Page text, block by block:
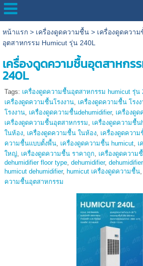
หน้าแรก> เครื่องดูดความชื้น> เครื่องดูดควา
อุตสาหกรรม Humicut รุ่น 240L
เครื่องดูดความชื้นอุตสาหกร
240L
Tags: เครื่องดูดความชื้นอุตสาหกรรม humicut รุ่น
เครื่องดูดความชื้นโรงงาน, เครื่องดูดความชื้น โรง
โรงงาน, เครื่องดูดความชื้นdehumidifier, เครื่องดูด
เครื่องดูดความชื้นอุตสาหกรรม, เครื่องดูดความชื้น
ในห้อง, เครื่องดูดความชื้น ในห้อง, เครื่องดูดควา
ความชื้นแบบตั้งพื้น, เครื่องดูดความชื้น humicut, เ
ใหญ่, เครื่องดูดความชื้น ราคาถูก, เครื่องดูดความ
dehumidifier floor type, dehumidifier,
humicut dehumidifier, humicut เครื่องดูดความชื้น,
ความชื้นอุตสาหกรรม